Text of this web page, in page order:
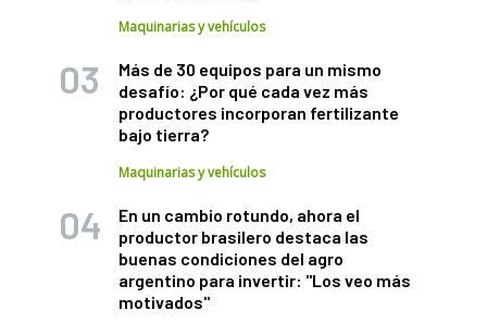
Maquinarias y vehículos
Más de 30 equipos para un mismo
desafío: ¿Por qué cada vez más
productores incorporan fertilizante
bajo tierra?
Maquinarias y vehículos
En un cambio rotundo, ahora el
productor brasilero destaca las
buenas condiciones del agro
argentino para invertir: "Los veo más
motivados"